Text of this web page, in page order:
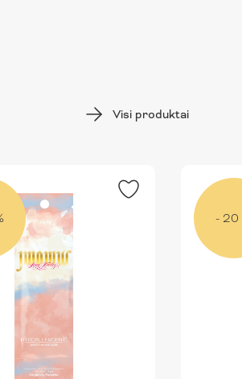
Visi produktai
- 20